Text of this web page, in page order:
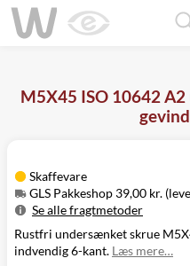
M5X45 ISO 10642
Skaffevare
GLS Pakkeshop 39,00 kr.
Se alle fragtmetoder
Metode
Pris
Rustfri undersænket skrue
indvendig 6-kant. Læs mere…
Mangler chatten?
Ret samtykke!